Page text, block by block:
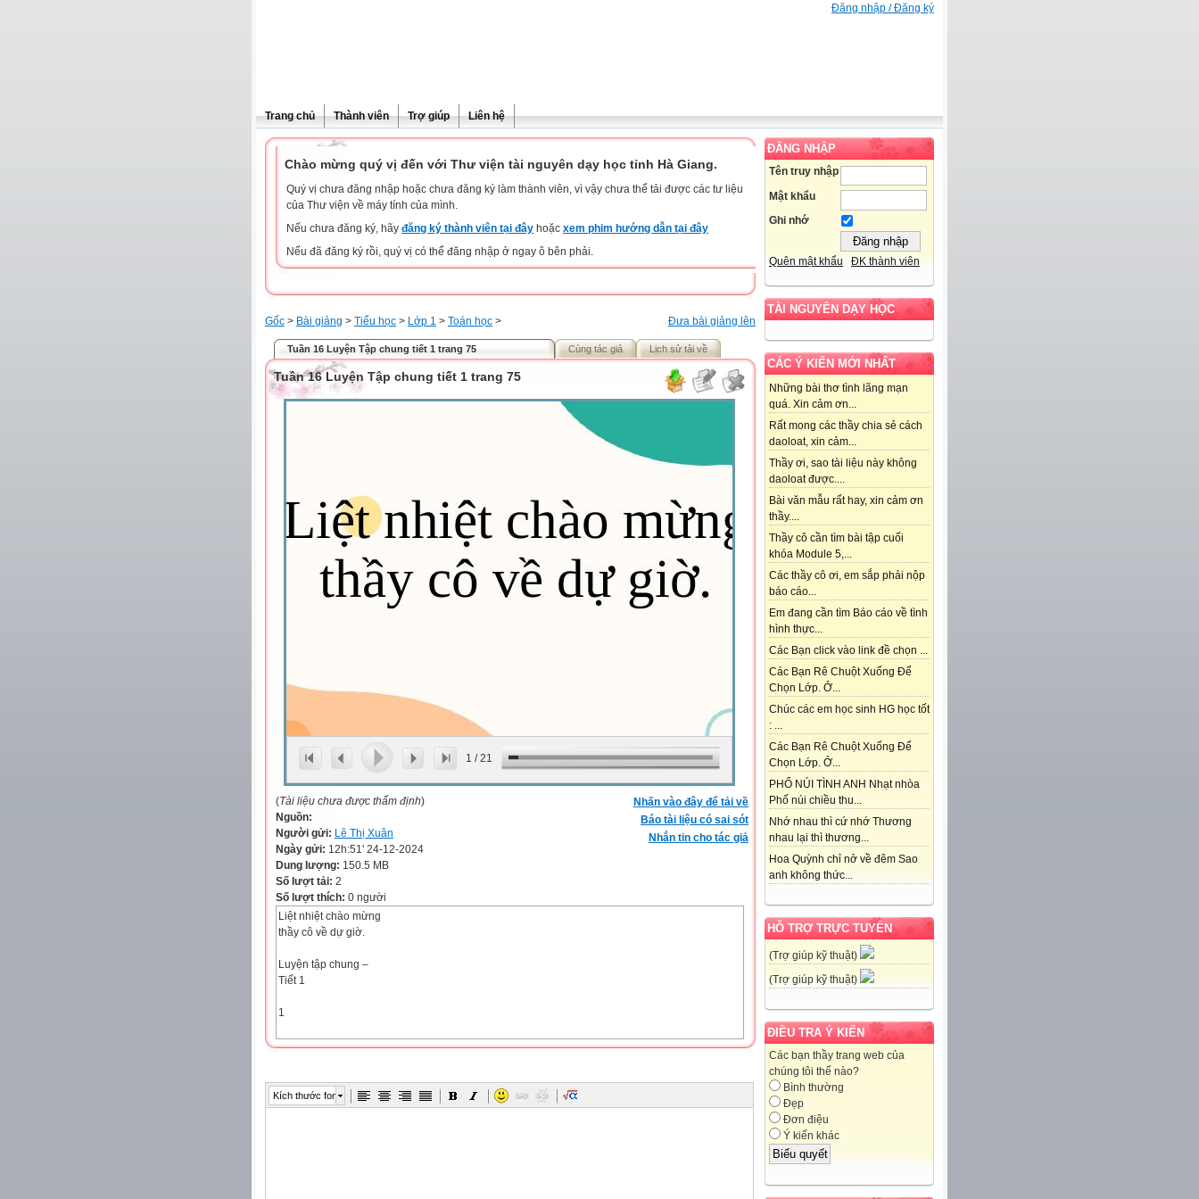
Đăng nhập / Đăng ký
Trang chủ Thành viên Trợ giúp Liên hệ
ĐĂNG NHẬP
Tên truy nhập
Mật khẩu
Ghi nhớ
Quên mật khẩu ĐK thành viên
TÀI NGUYÊN DẠY HỌC
CÁC Ý KIẾN MỚI NHẤT
Những bài thơ tình lãng mạn
quá. Xin cảm ơn...
Rất mong các thầy chia sẻ cách
daoloat, xin cảm...
Thầy ơi, sao tài liệu này không
daoloat được....
Bài văn mẫu rất hay, xin cảm ơn
thầy....
Thầy cô cần tìm bài tập cuối
khóa Module 5,...
Các thầy cô ơi, em sắp phải nộp
báo cáo...
Em đang cần tìm Báo cáo về tình
hình thực...
Các Bạn click vào link đề chọn ...
Các Bạn Rê Chuột Xuống Để
Chọn Lớp. Ở...
Chúc các em học sinh HG học tốt
: ...
Các Bạn Rê Chuột Xuống Để
Chọn Lớp. Ở...
PHỐ NÚI TÌNH ANH Nhạt nhòa
Phố núi chiều thu...
Nhớ nhau thì cứ nhớ Thương
nhau lại thì thương...
Hoa Quỳnh chỉ nở về đêm Sao
anh không thức...
HỖ TRỢ TRỰC TUYẾN
(Trợ giúp kỹ thuật)
(Trợ giúp kỹ thuật)
ĐIỀU TRA Ý KIẾN
Các bạn thầy trang web của
chúng tôi thế nào?
Bình thường
Đẹp
Đơn điệu
Ý kiến khác
Chào mừng quý vị đến với Thư viện tài nguyên dạy học tỉnh Hà Giang.
Quý vị chưa đăng nhập hoặc chưa đăng ký làm thành viên, vì vậy chưa thể tải được các tư liệu
của Thư viện về máy tính của mình.
Nếu chưa đăng ký, hãy đăng ký thành viên tại đây hoặc xem phim hướng dẫn tại đây
Nếu đã đăng ký rồi, quý vị có thể đăng nhập ở ngay ô bên phải.
Đưa bài giảng lên
Gốc > Bài giảng > Tiểu học > Lớp 1 > Toán học >
Tuần 16 Luyện Tập chung tiết 1 trang 75 Cùng tác giả Lịch sử tải về
Tuần 16 Luyện Tập chung tiết 1 trang 75
1 /21
Nhấn vào đây để tải về
Báo tài liệu có sai sót
Nhắn tin cho tác giả
(Tài liệu chưa được thẩm định)
Nguồn:
Người gửi: Lê Thị Xuân
Ngày gửi: 12h:51' 24-12-2024
Dung lượng: 150.5 MB
Số lượt tải: 2
Số lượt thích: 0 người
Liệt nhiệt chào mừng
thầy cô về dự giờ.
Luyện tập chung –
Tiết 1
1
Tính nhẩm:
8
Kích thước font